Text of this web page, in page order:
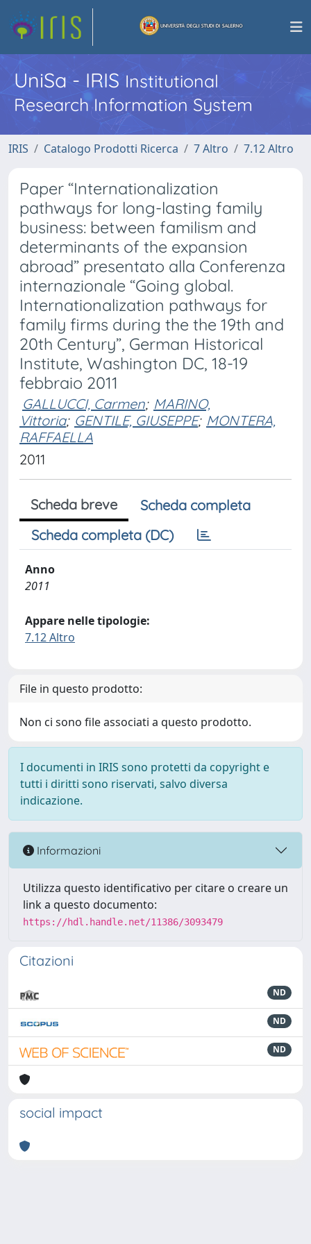
UniSa - IRISInstitutional
Research Information System
IRIS Catalogo Prodotti Ricerca 7 Altro 7.12 Altro
Paper “Internationalization
pathways for long-lasting family
business: between familism and
determinants of the expansion
abroad” presentato alla Conferenza
internazionale “Going global.
Internationalization pathways for
family firms during the the 19th and
20th Century”, German Historical
Institute, Washington DC, 18-19
febbraio 2011
GALLUCCI, Carmen; MARINO,
Vittoria; GENTILE, GIUSEPPE; MONTERA,
RAFFAELLA
2011
Scheda breve
Scheda completa
Scheda completa (DC)
Anno
2011
Appare nelle tipologie:
7.12 Altro
File in questo prodotto:
Non ci sono file associati a questo prodotto.
I documenti in IRIS sono protetti da copyright e
tutti i diritti sono riservati, salvo diversa
indicazione.
Informazioni
Utilizza questo identificativo per citare o creare un
link a questo documento:
https://hdl.handle.net/11386/3093479
Citazioni
ND
ND
ND
social impact